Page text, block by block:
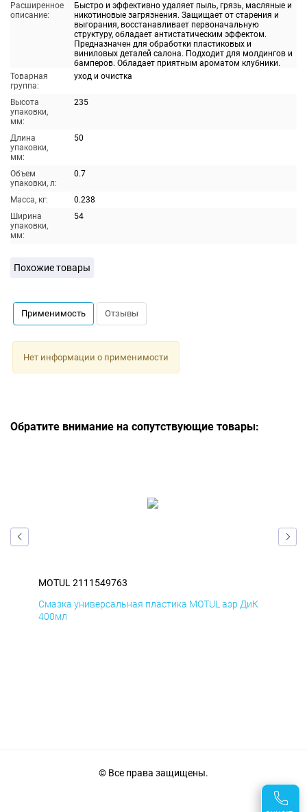
Расширенное
описание:
Быстро и эффективно удаляет пыль, грязь, масляные и
никотиновые загрязнения. Защищает от старения и
выгорания, восстанавливает первоначальную
структуру, обладает антистатическим эффектом.
Предназначен для обработки пластиковых и
виниловых деталей салона. Подходит для молдингов и
бамперов. Обладает приятным ароматом клубники.
Товарная
группа:
уход и очистка
Высота
упаковки,
мм:
235
Длина
упаковки,
мм:
50
Объем
упаковки, л:
0.7
Масса, кг:
0.238
Ширина
упаковки,
мм:
54
Похожие товары
Применимость Отзывы
Нет информации о применимости
Обратите внимание на сопутствующие товары:
MOTUL 2111549763
Смазка универсальная пластика MOTUL аэр ДиК
400мл
© Все права защищены.